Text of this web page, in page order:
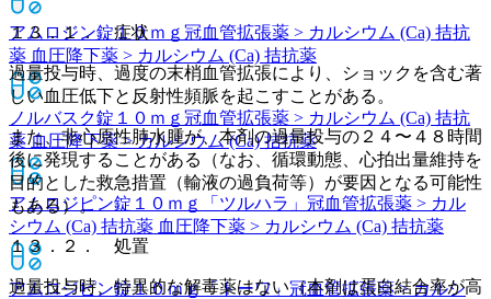
アムロジン錠１０ｍｇ 冠血管拡張薬 > カルシウム (Ca) 拮抗
薬 血圧降下薬 > カルシウム (Ca) 拮抗薬
ノルバスク錠１０ｍｇ 冠血管拡張薬 > カルシウム (Ca) 拮抗
薬 血圧降下薬 > カルシウム (Ca) 拮抗薬
アムロジピン錠１０ｍｇ「ツルハラ」 冠血管拡張薬 > カル
シウム (Ca) 拮抗薬 血圧降下薬 > カルシウム (Ca) 拮抗薬
アムロジピン錠１０ｍｇ「トーワ」冠血管拡張薬 > カルシ
１３．１． 症状
過量投与時、過度の末梢血管拡張により、ショックを含む著
しい血圧低下と反射性頻脈を起こすことがある。
また、非心原性肺水腫が、本剤の過量投与の２４〜４８時間
後に発現することがある（なお、循環動態、心拍出量維持を
目的とした救急措置（輸液の過負荷等）が要因となる可能性
もある）。
１３．２． 処置
過量投与時、特異的な解毒薬はない（本剤は蛋白結合率が高